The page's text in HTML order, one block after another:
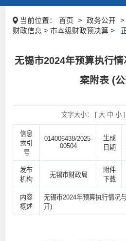
当前位置： 首页 > 政务公开
>
财政信息 > 市本级财政预决算 >
无锡市2024年预算执行
案附表 (
文字大小： [ 大 中 小]
信息
索引
号
014006438/2025-
00504
生成
日期
发布
机构
无锡市财政局
附件
下载
内容
概述
无锡市2024年预算执行情况
开)